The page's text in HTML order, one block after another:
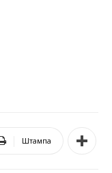
Штампа